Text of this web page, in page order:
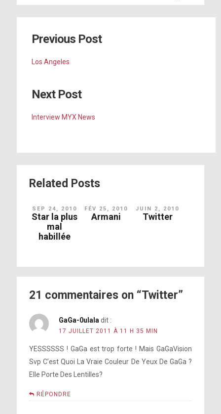
Previous Post
Los Angeles
Next Post
Interview MYX News
Related Posts
SEP 24, 2010
Star la plus
mal
habillée
FÉV 25, 2010
Armani
JUIN 2, 2010
Twitter
21 commentaires on “Twitter”
GaGa-0ulala dit :
17 JUILLET 2011 À 11 H 35 MIN
YESSSSSS ! GaGa est trop forte ! Mais GaGaVision
Svp C’est Quoi La Vraie Couleur De Yeux De GaGa ?
Elle Porte Des Lentilles?
RÉPONDRE